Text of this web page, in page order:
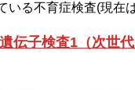
いる不育症検査(現在
伝子検査1（次世